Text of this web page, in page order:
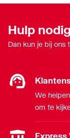
Hulp
Dan kun je bij ons
We
om te
Express